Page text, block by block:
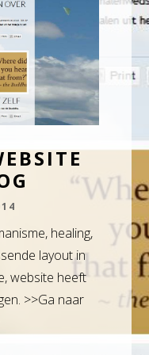
healing,
layout in
website heeft
>>Ga naar